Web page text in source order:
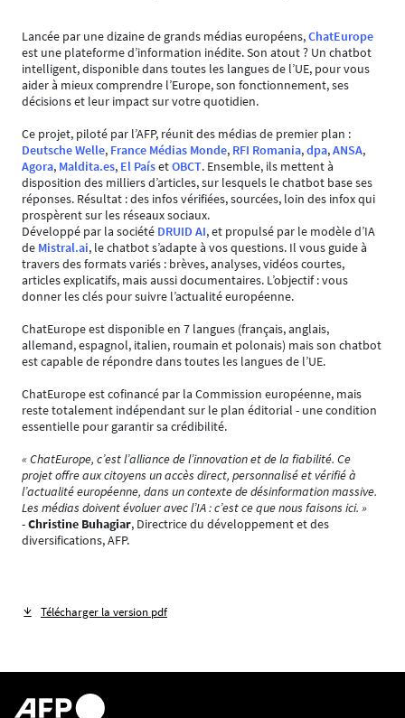
Lancée par une dizaine de grands médias européens,ChatEurope
est une plateforme d’information inédite. Son atout ? Un chatbot
intelligent, disponible dans toutes les langues de l’UE, pour vous
aider à mieux comprendre l’Europe, son fonctionnement, ses
décisions et leur impact sur votre quotidien.
Ce projet, piloté par l’AFP, réunit des médias de premier plan :
Deutsche Welle, France Médias Monde, RFI Romania,dpa,ANSA,
Agora, Maldita.es, El PaísetOBCT. Ensemble, ils mettent à
disposition des milliers d’articles, sur lesquels le chatbot base ses
réponses. Résultat : des infos vérifiées, sourcées, loin des infox qui
prospèrent sur les réseaux sociaux.
Développé par la société DRUID AI, et propulsé par le modèle d’IA
de Mistral.ai, le chatbot s’adapte à vos questions. Il vous guide à
travers des formats variés : brèves, analyses, vidéos courtes,
articles explicatifs, mais aussi documentaires. L’objectif : vous
donner les clés pour suivre l’actualité européenne.
ChatEurope est disponible en 7 langues (français, anglais,
allemand, espagnol, italien, roumain et polonais) mais son chatbot
est capable de répondre dans toutes les langues de l’UE.
ChatEurope est cofinancé par la Commission européenne, mais
reste totalement indépendant sur le plan éditorial - une condition
essentielle pour garantir sa crédibilité.
« ChatEurope, c’est l’alliance de l’innovation et de la fiabilité. Ce
projet offre aux citoyens un accès direct, personnalisé et vérifié à
l’actualité européenne, dans un contexte de désinformation massive.
Les médias doivent évoluer avec l’IA : c’est ce que nous faisons ici. »
-Christine Buhagiar, Directrice du développement et des
diversifications, AFP.
Télécharger la version pdf